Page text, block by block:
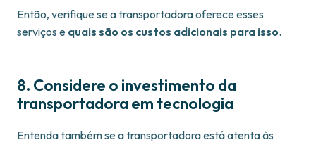
Então, verifique se a transportadora oferece esses
serviços e quais são os custos adicionais para isso.
8. Considere o investimento da
transportadora em tecnologia
Entenda também se a transportadora está atenta às